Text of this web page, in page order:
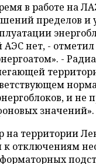
в работе на
пределов и
нет, - отметил
-
и не
значений».
на территории
к отключениям